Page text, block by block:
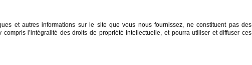
et autres informations sur le site que vous nous fournissez, ne constituent pas des
l’intégralité des droits de propriété intellectuelle, et pourra utiliser et diffuser ces